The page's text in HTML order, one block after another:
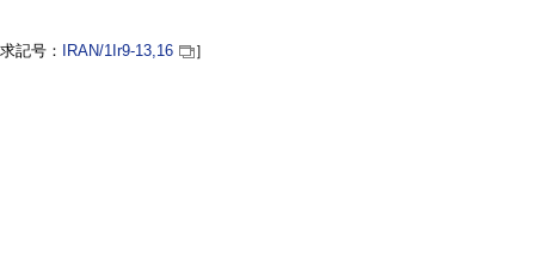
求記号： IRAN/1Ir9-13,16
］